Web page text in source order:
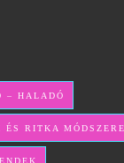
– HALADÓ
RITKA